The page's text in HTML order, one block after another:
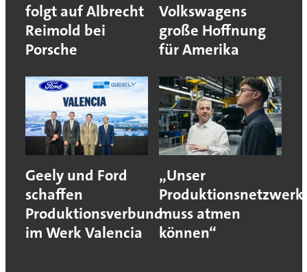
folgt auf Albrecht
Reimold bei
Porsche
Volkswagens
große Hoffnung
für Amerika
Geely und Ford
schaffen
Produktionsverbund
im Werk Valencia
„Unser
Produktionsnetzwerk
muss atmen
können“